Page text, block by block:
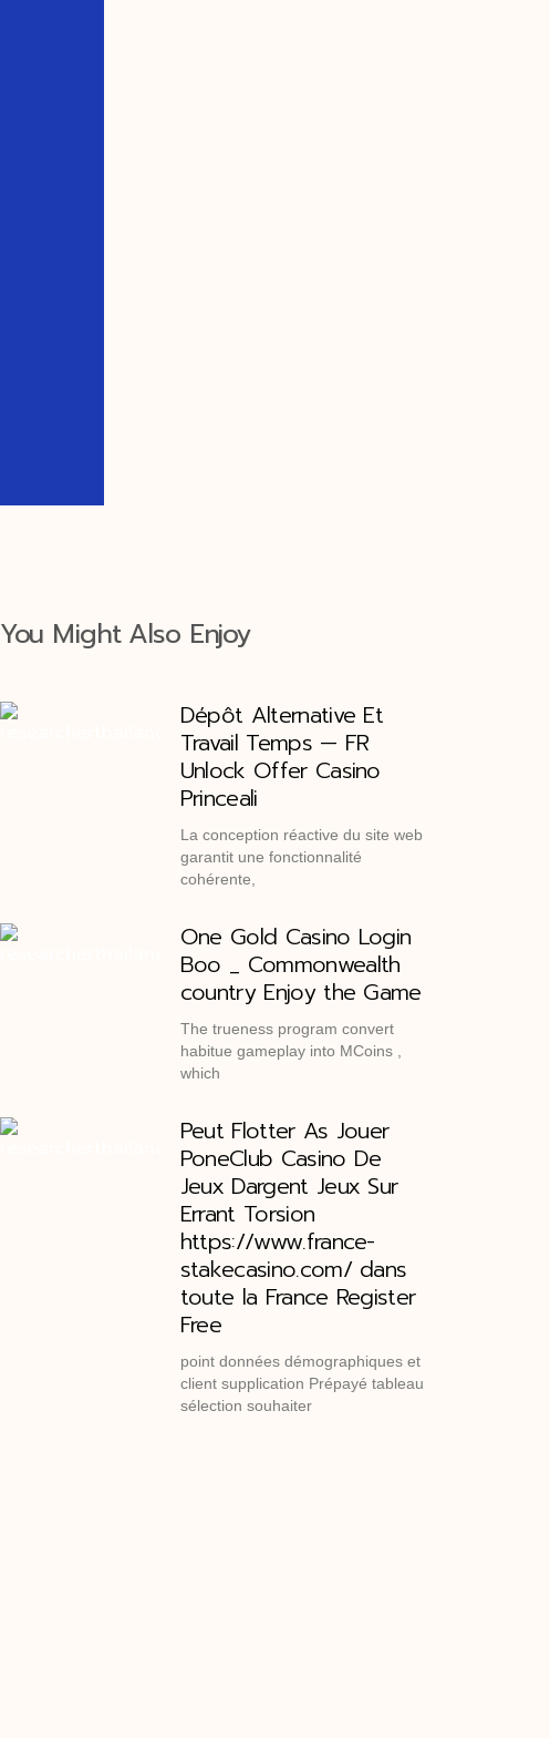
You Might Also Enjoy
Dépôt Alternative Et
Travail Temps — FR
Unlock Offer Casino
Princeali
La conception réactive du site web
garantit une fonctionnalité
cohérente,
One Gold Casino Login
Boo _ Commonwealth
country Enjoy the Game
The trueness program convert
habitue gameplay into MCoins ,
which
Peut Flotter As Jouer
PoneClub Casino De
Jeux Dargent Jeux Sur
Errant Torsion
https://www.france-
stakecasino.com/ dans
toute la France Register
Free
point données démographiques et
client supplication Prépayé tableau
sélection souhaiter